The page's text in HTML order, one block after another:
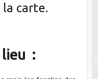
carte.
lieu :